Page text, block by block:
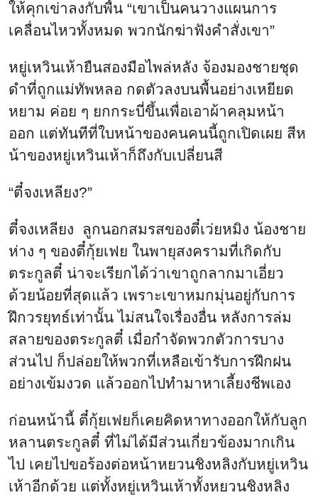
ตี๋จงเหลียง ลูกนอกสมรสของตี๋เว่ยหมิง น้องชาย
ห่าง ๆ ของตี๋กุ้ยเฟย ในพายุสงครามที่เกิดกับ
ตระกูลตี๋ น่าจะเรียกได้ว่าเขาถูกลากมาเอี่ยว
ด้วยน้อยที่สุดแล้ว เพราะเขาหมกมุ่นอยู่กับการ
ฝึกวรยุทธ์เท่านั้น ไม่สนใจเรื่องอื่น หลังการล่ม
สลายของตระกูลตี๋ เมื่อกำจัดพวกตัวการบาง
ส่วนไป ก็ปล่อยให้พวกที่เหลือเข้ารับการฝึกฝน
อย่างเข้มงวด แล้วออกไปทำมาหาเลี้ยงชีพเอง
ก่อนหน้านี้ ตี๋กุ้ยเฟยก็เคยคิดหาทางออกให้กับลูก
หลานตระกูลตี๋ ที่ไม่ได้มีส่วนเกี่ยวข้องมากเกิน
ไป เคยไปขอร้องต่อหน้าหยวนชิงหลิงกับหยู่เหวิน
เห้าอีกด้วย แต่ทั้งหยู่เหวินเห้าทั้งหยวนชิงหลิง